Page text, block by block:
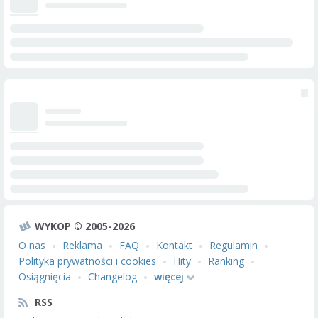
WYKOP © 2005-2026
O nas
Reklama FAQ Kontakt
Regulamin
Polityka prywatności i cookies
Hity
Ranking
Osiągnięcia
Changelog
więcej
RSS